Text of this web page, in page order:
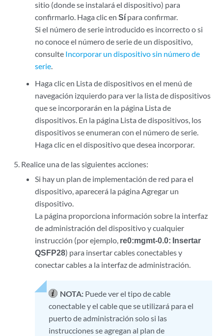
sitio (donde se instalará el dispositivo) para
confirmarlo. Haga clic en Sípara confirmar.
Si el número de serie introducido es incorrecto o si
no conoce el número de serie de un dispositivo,
consulte Incorporar un dispositivo sin número de
serie.
Haga clic en Lista de dispositivos en el menú de
navegación izquierdo para ver la lista de dispositivos
que se incorporarán en la página Lista de
dispositivos. En la página Lista de dispositivos, los
dispositivos se enumeran con el número de serie.
Haga clic en el dispositivo que desea incorporar.
Realice una de las siguientes acciones:
Si hay un plan de implementación de red para el
dispositivo, aparecerá la página Agregar un
dispositivo.
La página proporciona información sobre la interfaz
de administración del dispositivo y cualquier
instrucción (por ejemplo, re0:mgmt-0.0: Insertar
QSFP28) para insertar cables conectables y
conectar cables a la interfaz de administración.
NOTA: Puede ver el tipo de cable
conectable y el cable que se utilizará para el
puerto de administración solo si las
instrucciones se agregan al plan de